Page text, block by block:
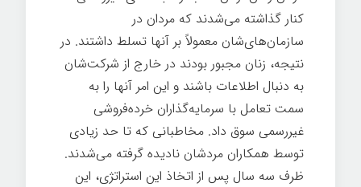
کنار گذاشته می‌شدند که مردان در
سازمان‌های‌شان معمولاً بر آنها تسلط داشتند. در
نتیجه، زنان مجبور بودند در خارج از شرکت‌شان
به دنبال اطلاعات باشند و این امر آنها را به
سمت تعامل با سرمایه‌گذاران خرده‌فروشی
غیررسمی سوق داد. مخاطبانی که تا حد زیادی
توسط همکاران مردشان نادیده گرفته می‌شدند.
ظرف سه سال پس از اتخاذ این استراتژی، این